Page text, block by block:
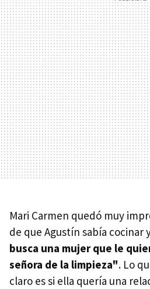
Mari Carmen quedó muy
de que Agustín sabía cocinar
busca una mujer que le
señora de la limpieza". Lo
claro es si ella quería una